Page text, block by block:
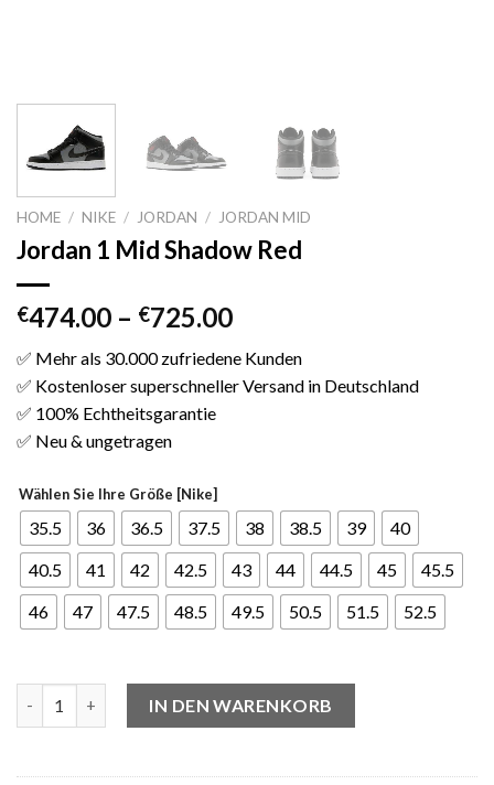
HOME / NIKE / JORDAN / JORDAN MID
Jordan 1 Mid Shadow Red
€474.00 – €725.00
✅ Mehr als 30.000 zufriedene Kunden
✅ Kostenloser superschneller Versand in Deutschland
✅ 100% Echtheitsgarantie
✅ Neu & ungetragen
Wählen Sie Ihre Größe [Nike]
35.5 36 36.5 37.5 38 38.5 39
40
40.5
41 42 42.5 43 44 44.5 45
45.5
46
47 47.5 48.5 49.5 50.5 51.5 52.5
IN DEN WARENKORB